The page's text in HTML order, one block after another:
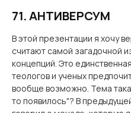
71. АНТИВЕРСУМ
В этой презентации я хочу
считают самой загадочной
концепций. Это
теологов и ученых
вообще возможно. Тема
то появилось"? В